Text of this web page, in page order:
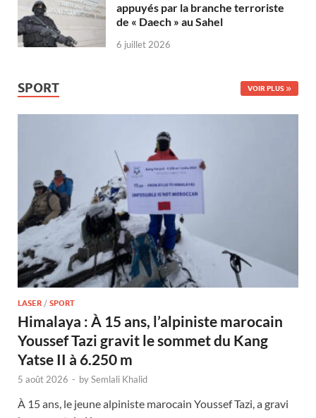
appuyés par la branche terroriste
de « Daech » au Sahel
6 juillet 2026
SPORT VOIR PLUS
LASER / SPORT
Himalaya : À 15 ans, l’alpiniste marocain
Youssef Tazi gravit le sommet du Kang
Yatse II à 6.250 m
5 août 2026 - bySemlali Khalid
À 15 ans, le jeune alpiniste marocain Youssef Tazi, a gravi